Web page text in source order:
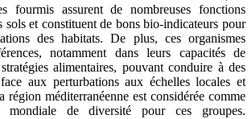
fourmis assurent de nombreuses fonctions
sols et constituent de bons bio-indicateurs pour
des habitats. De plus, ces organismes
notamment dans leurs capacités de
alimentaires, pouvant conduire à des
aux perturbations aux échelles locales et
région méditerranéenne est considérée comme
mondiale de diversité pour ces groupes.